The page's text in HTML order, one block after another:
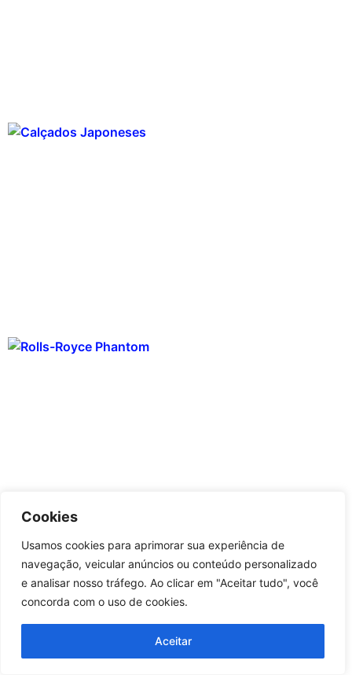
Cookies
Usamos cookies para aprimorar sua experiência de
navegação, veicular anúncios ou conteúdo personalizado
e analisar nosso tráfego. Ao clicar em "Aceitar tudo", você
concorda com o uso de cookies.
Aceitar